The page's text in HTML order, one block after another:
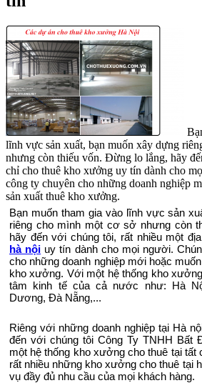
lĩnh vực sản xuất, bạn muốn xây dựng
nhưng còn thiếu vốn. Đừng lo lắng, hãy
chỉ cho thuê kho xưởng uy tín dành cho
công ty chuyên cho những doanh nghiệp
sản xuất thuê kho xưởng.
Bạn muốn tham gia vào lĩnh vực sản
riêng cho mình một cơ sở nhưng còn
hãy đến với chúng tôi, rất nhiều một
hà nội uy tín dành cho mọi người.
cho những doanh nghiệp mới hoặc
kho xưởng. Với một hệ thống kho
tâm kinh tế của cả nước như: Hà
Dương, Đà Nẵng,...
Riêng với những doanh nghiệp tại Hà
đến với chúng tôi Công Ty TNHH Bất
một hệ thống kho xưởng cho thuê tại tất
rất nhiều những kho xưởng cho thuê tại
vụ đầy đủ nhu cầu của mọi khách hàng.